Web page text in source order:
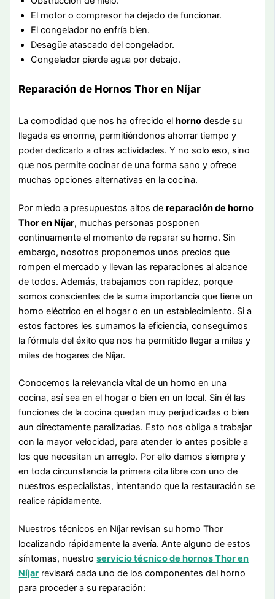
El motor o compresor ha dejado de funcionar.
El congelador no enfría bien.
Desagüe atascado del congelador.
Congelador pierde agua por debajo.
Reparación de Hornos Thor en Níjar
La comodidad que nos ha ofrecido elhorno desde su
llegada es enorme, permitiéndonos ahorrar tiempo y
poder dedicarlo a otras actividades. Y no solo eso, sino
que nos permite cocinar de una forma sano y ofrece
muchas opciones alternativas en la cocina.
Por miedo a presupuestos altos dereparación de horno
Thor en Níjar, muchas personas posponen
continuamente el momento de reparar su horno. Sin
embargo, nosotros proponemos unos precios que
rompen el mercado y llevan las reparaciones al alcance
de todos. Además, trabajamos con rapidez, porque
somos conscientes de la suma importancia que tiene un
horno eléctrico en el hogar o en un establecimiento. Si a
estos factores les sumamos la eficiencia, conseguimos
la fórmula del éxito que nos ha permitido llegar a miles y
miles de hogares de Níjar.
Conocemos la relevancia vital de un horno en una
cocina, así sea en el hogar o bien en un local. Sin él las
funciones de la cocina quedan muy perjudicadas o bien
aun directamente paralizadas. Esto nos obliga a trabajar
con la mayor velocidad, para atender lo antes posible a
los que necesitan un arreglo. Por ello damos siempre y
en toda circunstancia la primera cita libre con uno de
nuestros especialistas, intentando que la restauración se
realice rápidamente.
Nuestros técnicos en Níjar revisan su horno Thor
localizando rápidamente la avería. Ante alguno de estos
síntomas, nuestroservicio técnico de hornos Thor en
Níjar revisará cada uno de los componentes del horno
para proceder a su reparación: